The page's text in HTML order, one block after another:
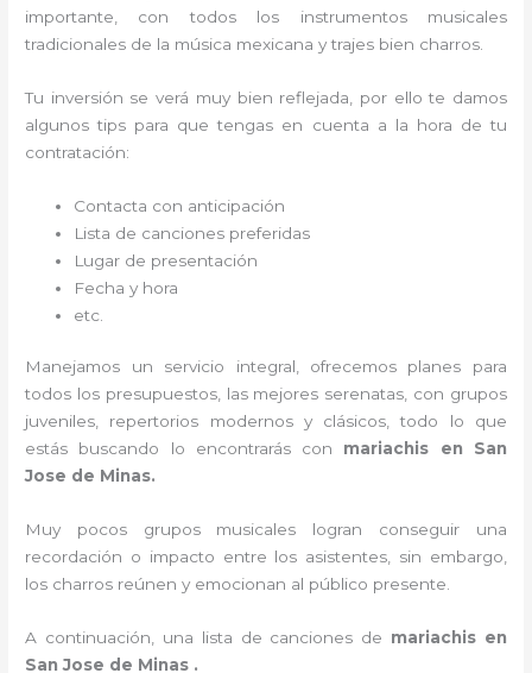
importante, con todos los instrumentos musicales
tradicionales de la música mexicana y trajes bien charros.
Tu inversión se verá muy bien reflejada, por ello te damos
algunos tips para que tengas en cuenta a la hora de tu
contratación:
Contacta con anticipación
Lista de canciones preferidas
Lugar de presentación
Fecha y hora
etc.
Manejamos un servicio integral, ofrecemos planes para
todos los presupuestos, las mejores serenatas, con grupos
juveniles, repertorios modernos y clásicos, todo lo que
estás buscando lo encontrarás con mariachis en San
Jose de Minas.
Muy pocos grupos musicales logran conseguir una
recordación o impacto entre los asistentes, sin embargo,
los charros reúnen y emocionan al público presente.
A continuación, una lista de canciones de mariachis en
San Jose de Minas .